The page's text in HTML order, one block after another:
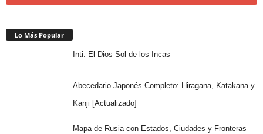
Lo Más Popular
Inti: El Dios Sol de los Incas
Abecedario Japonés Completo: Hiragana, Katakana y
Kanji [Actualizado]
Mapa de Rusia con Estados, Ciudades y Fronteras